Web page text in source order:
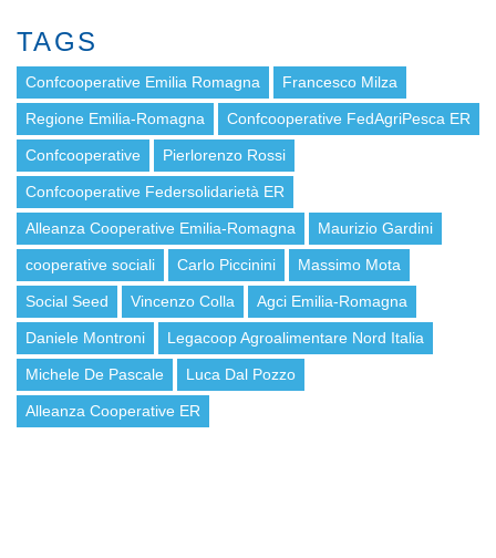
TAGS
Confcooperative Emilia Romagna Francesco Milza
Regione Emilia-Romagna Confcooperative FedAgriPesca ER
Confcooperative Pierlorenzo Rossi
Confcooperative Federsolidarietà ER
Alleanza Cooperative Emilia-Romagna Maurizio Gardini
cooperative sociali Carlo Piccinini Massimo Mota
Social Seed Vincenzo Colla Agci Emilia-Romagna
Daniele Montroni Legacoop Agroalimentare Nord Italia
Michele De Pascale Luca Dal Pozzo
Alleanza Cooperative ER